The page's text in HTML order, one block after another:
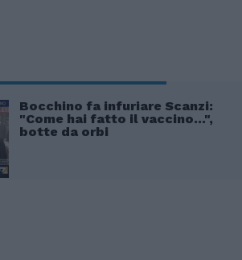
Bocchino fa infuriare Scanzi:
"Come hai fatto il vaccino...",
botte da orbi